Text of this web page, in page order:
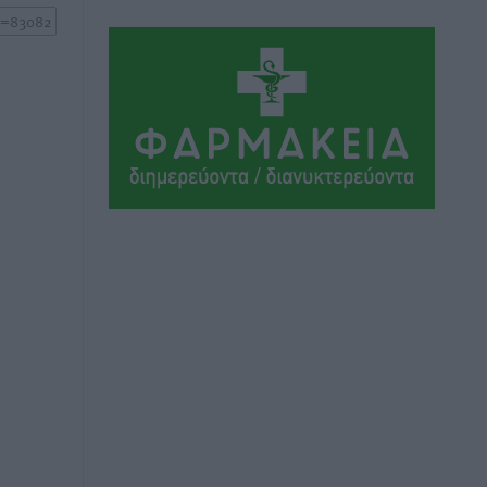
Ακαθάριστα οικόπεδα: Τι γίνεται όταν
ο ιδιοκτήτης δεν τα καθαρίσει – Πώς
κινούνται δήμοι και ΠΣ, ποιος
πληρώνει τον λογαριασμό
Τοπικές Ειδήσεις πριν 5 ώρες